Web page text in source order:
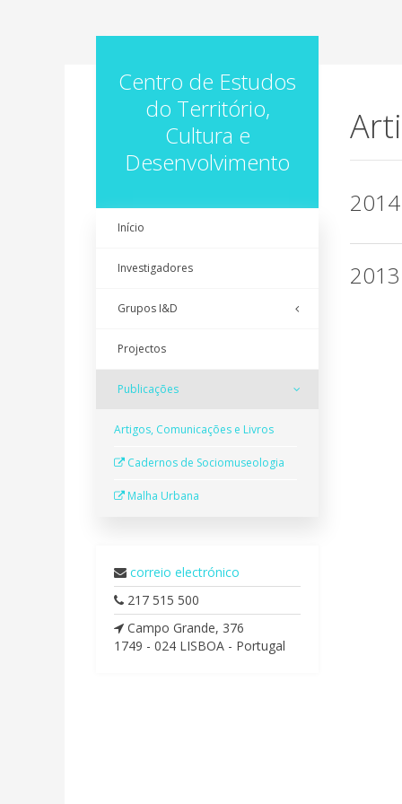
2014
2013
Centro de Estudos
do Território,
Cultura e
Desenvolvimento
Início
Investigadores
Grupos I&D
Projectos
Publicações
Artigos, Comunicações e Livros
Cadernos de Sociomuseologia
Malha Urbana
correio electrónico
217 515 500
Campo Grande, 376
1749 -­ 024 LISBOA - Portugal